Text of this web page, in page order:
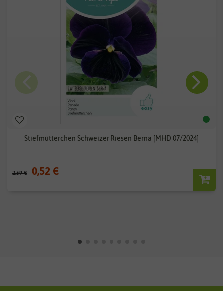
Stiefmütterchen Schweizer Riesen Berna [MHD 07/2024]
2,59 € 0,52 €